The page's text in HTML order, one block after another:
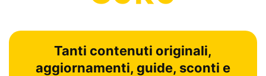
Tanti contenuti originali,
aggiornamenti, guide, sconti e